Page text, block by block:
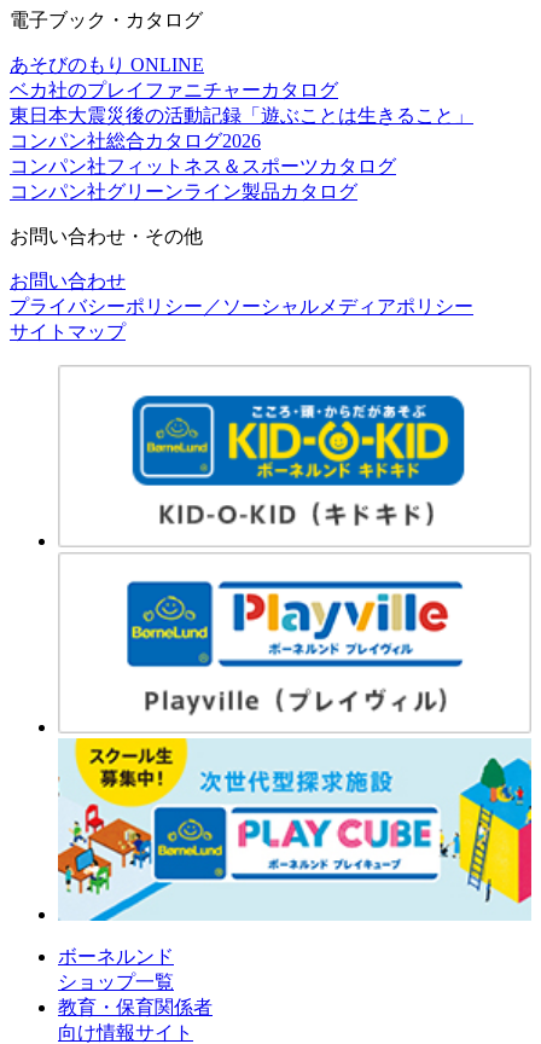
電子ブック・カタログ
あそびのもり ONLINE
ベカ社のプレイファニチャーカタログ
東日本大震災後の活動記録「遊ぶことは生きること」
コンパン社総合カタログ2026
コンパン社フィットネス＆スポーツカタログ
コンパン社グリーンライン製品カタログ
お問い合わせ・その他
お問い合わせ
プライバシーポリシー／ソーシャルメディアポリシー
サイトマップ
ボーネルンド
ショップ一覧
教育・保育関係者
向け情報サイト